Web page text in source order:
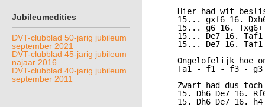
Jubileumedities
DVT-clubblad 50-jarig jubileum
september 2021
DVT-clubblad 45-jarig jubileum
najaar 2016
DVT-clubblad 40-jarig jubileum
september 2011
Hier had wit
15... gxf6 16.
15... g6 16.
15... De7 16.
15... De7 16.
Ongelofelijk hoe
Ta1 - f1 - f3 -
Zwart had dus
15. Dh6 De7 16.
15. Dh6 De7 16.